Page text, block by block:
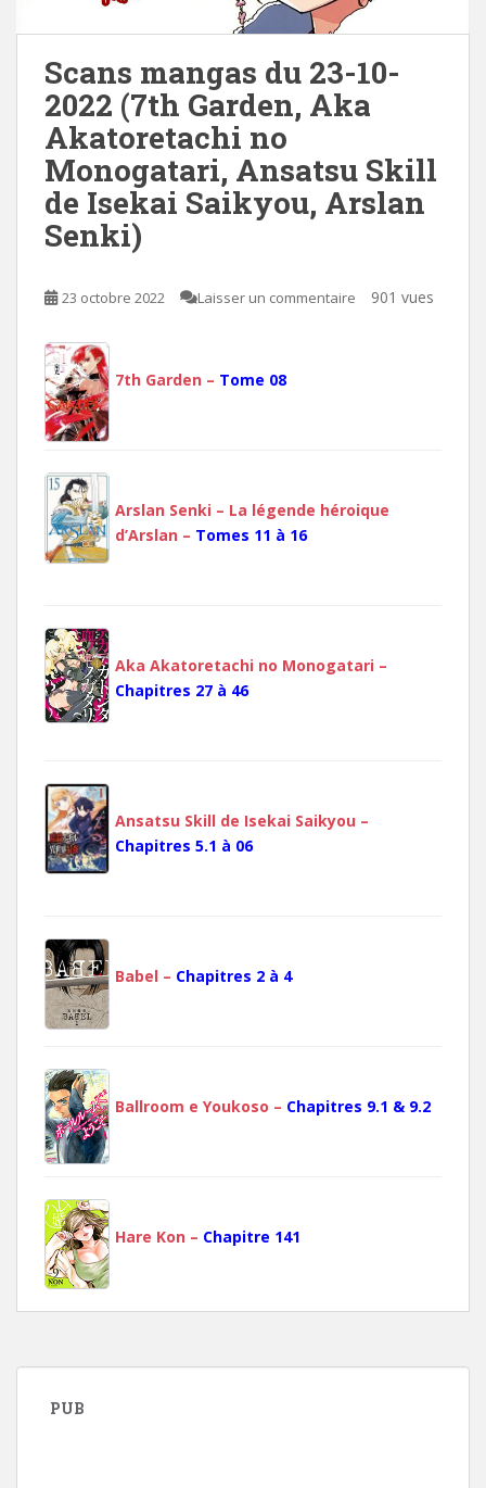
Scans mangas du 23-10-
2022 (7th Garden, Aka
Akatoretachi no
Monogatari, Ansatsu Skill
de Isekai Saikyou, Arslan
Senki)
23 octobre 2022 Laisser un commentaire 901 vues
7th Garden – Tome 08
Arslan Senki – La légende héroique
d’Arslan – Tomes 11 à 16
Aka Akatoretachi no Monogatari –
Chapitres 27 à 46
Ansatsu Skill de Isekai Saikyou –
Chapitres 5.1 à 06
Babel – Chapitres 2 à 4
Ballroom e Youkoso – Chapitres 9.1 & 9.2
Hare Kon – Chapitre 141
PUB